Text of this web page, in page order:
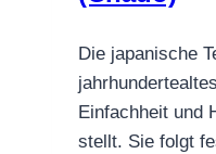
Die japanische
Einfachheit und
stellt. Sie folgt